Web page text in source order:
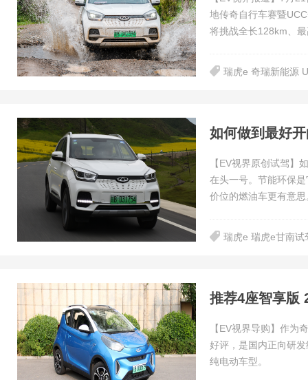
地传奇自行车赛暨
将挑战全长128km、
瑞虎e 奇瑞新能源
如何做到最好
【EV视界原创试驾】
在头一号。节能环保
价位的燃油车更有意
瑞虎e 瑞虎e甘南
推荐4座智享版
【EV视界导购】作为
好评，是国内正向研
纯电动车型。